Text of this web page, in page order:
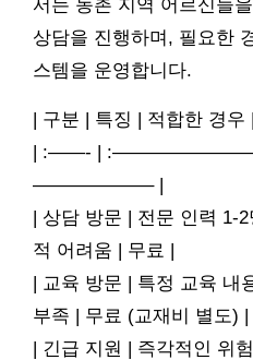
서는 농촌 지역 어르신들
상담을 진행하며, 필요한
스템을 운영합니다.
| 구분 | 특징 | 적합한 경
| :——- |
——————– |
| 상담 방문 | 전문 인력 1-
적 어려움 | 무료 |
| 교육 방문 | 특정 교육 내
부족 | 무료 (교재비 별도) |
| 긴급 지원 | 즉각적인 위